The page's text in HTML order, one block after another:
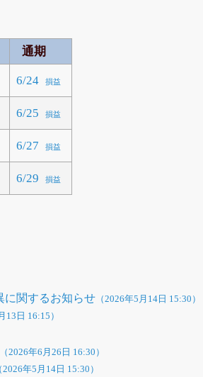
通期
6/24 損益
6/25 損益
6/27 損益
6/29 損益
に関するお知らせ （2026年5月14日 15:30）
13日 16:15）
（2026年6月26日 16:30）
2026年5月14日 15:30）